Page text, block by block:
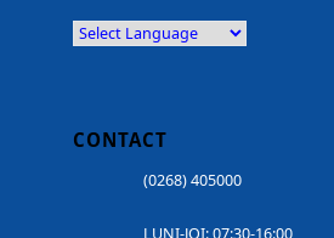
CONTACT
(0268) 405000
LUNI-JOI: 07:30-16:00